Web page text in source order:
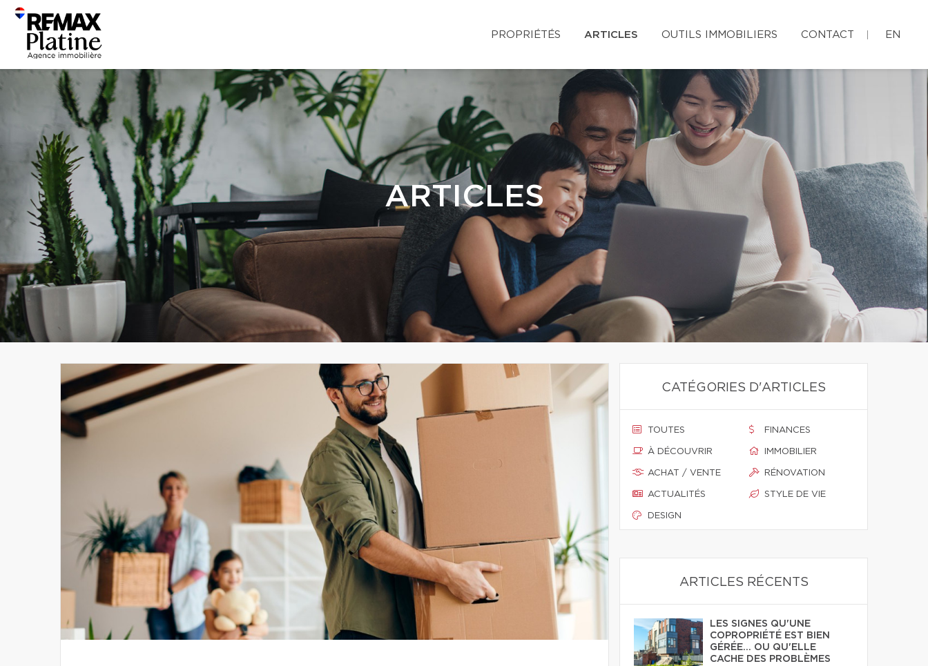
PROPRIÉTÉS ARTICLES OUTILS IMMOBILIERS CONTACT EN
ARTICLES
CATÉGORIES D'ARTICLES
TOUTES
À DÉCOUVRIR
ACHAT / VENTE
ACTUALITÉS
DESIGN
FINANCES
IMMOBILIER
RÉNOVATION
STYLE DE VIE
ARTICLES RÉCENTS
LES SIGNES QU'UNE
COPROPRIÉTÉ EST BIEN
GÉRÉE… OU QU'ELLE
CACHE DES PROBLÈMES